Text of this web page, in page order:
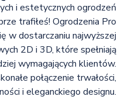
i estetycznych ogrodzeń
trafiłeś! Ogrodzenia Pro
w dostarczaniu najwyższej
2D i 3D, które spełniają
wymagających klientów.
połączenie trwałości,
i eleganckiego designu.